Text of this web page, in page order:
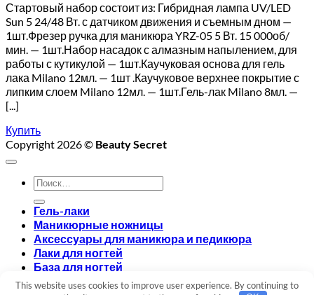
Стартовый набор состоит из: Гибридная лампа UV/LED
Sun 5 24/48 Вт. с датчиком движения и съемным дном —
1шт.Фрезер ручка для маникюра YRZ-05 5 Вт. 15 000об/
мин. — 1шт.Набор насадок с алмазным напылением, для
работы с кутикулой — 1шт.Каучуковая основа для гель
лака Milano 12мл. — 1шт .Каучуковое верхнее покрытие с
липким слоем Milano 12мл. — 1шт.Гель-лак Milano 8мл. —
[...]
Купить
Copyright 2026 © Beauty Secret
Искать:
Гель-лаки
Маникюрные ножницы
Аксессуары для маникюра и педикюра
Лаки для ногтей
База для ногтей
Топ для ногтей
This website uses cookies to improve user experience. By continuing to